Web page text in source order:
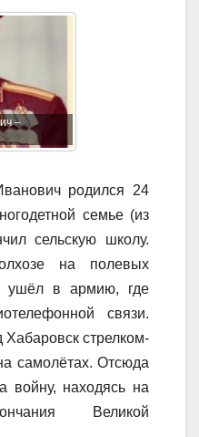
–
родился 24
семье (из
сельскую школу.
на полевых
ушёл в армию, где
связи.
стрелком-
самолётах. Отсюда
войну, находясь на
Великой